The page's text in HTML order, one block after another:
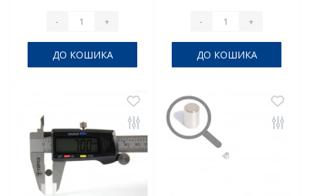
- +
ДО КОШИКА
- +
ДО КОШИКА